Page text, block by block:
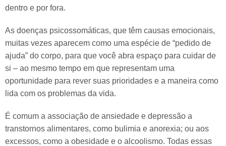
dentro e por fora.
As doenças psicossomáticas, que têm causas emocionais,
muitas vezes aparecem como uma espécie de “pedido de
ajuda” do corpo, para que você abra espaço para cuidar de
si – ao mesmo tempo em que representam uma
oportunidade para rever suas prioridades e a maneira como
lida com os problemas da vida.
É comum a associação de ansiedade e depressão a
transtornos alimentares, como bulimia e anorexia; ou aos
excessos, como a obesidade e o alcoolismo. Todas essas